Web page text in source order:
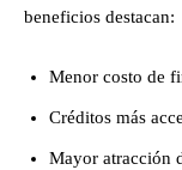
beneficios destacan:
Menor costo de
Créditos más
Mayor atracción